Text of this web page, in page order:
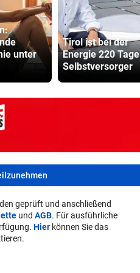
unter
Tirol ist bei der
Energie 220 Tage
Selbstversorger
geprüft und anschließend
und AGB. Für ausführliche
Hier können Sie das